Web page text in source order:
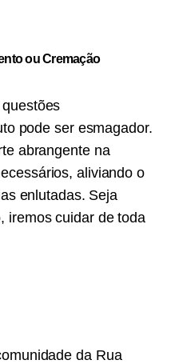
ou Cremação
pode ser esmagador.
abrangente na
aliviando o
enlutadas. Seja
iremos cuidar de toda
da Rua